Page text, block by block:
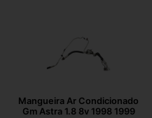
Mangueira Ar Condicionado
Gm Astra 1.8 8v 1998 1999